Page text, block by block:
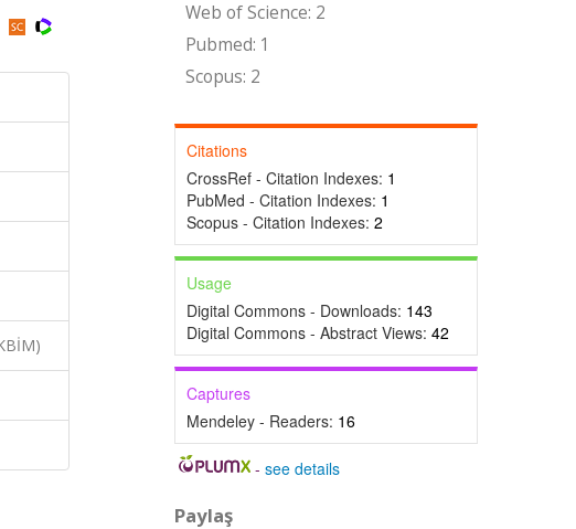
Web of Science: 2
Pubmed: 1
Scopus: 2
Citations
CrossRef - Citation Indexes: 1
PubMed - Citation Indexes: 1
Scopus - Citation Indexes: 2
Usage
Digital Commons - Downloads: 143
Digital Commons - Abstract Views: 42
Captures
Mendeley - Readers: 16
-see details
Paylaş